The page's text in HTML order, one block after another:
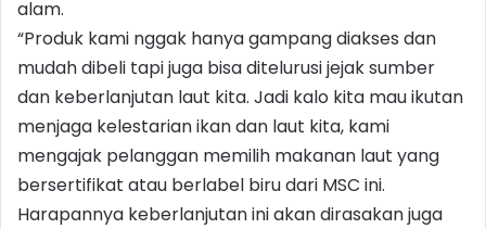
alam.
“Produk kami nggak hanya gampang diakses dan
mudah dibeli tapi juga bisa ditelurusi jejak sumber
dan keberlanjutan laut kita. Jadi kalo kita mau ikutan
menjaga kelestarian ikan dan laut kita, kami
mengajak pelanggan memilih makanan laut yang
bersertifikat atau berlabel biru dari MSC ini.
Harapannya keberlanjutan ini akan dirasakan juga